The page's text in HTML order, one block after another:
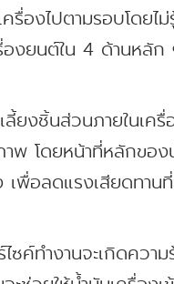
รื่องไปตามรอบโดย
องยนต์ใน 4 ด้านหลั
ลี้ยงชิ้นส่วนภายในเ
าพ โดยหน้าที่หลักขอ
พื่อลดแรงเสียดทาน
ซค์ทำงานจะเกิดควา